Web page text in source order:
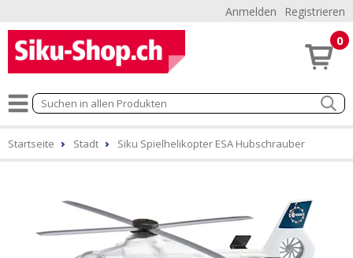
Anmelden Registrieren
0
Startseite Stadt Siku Spielhelikopter ESA Hubschrauber